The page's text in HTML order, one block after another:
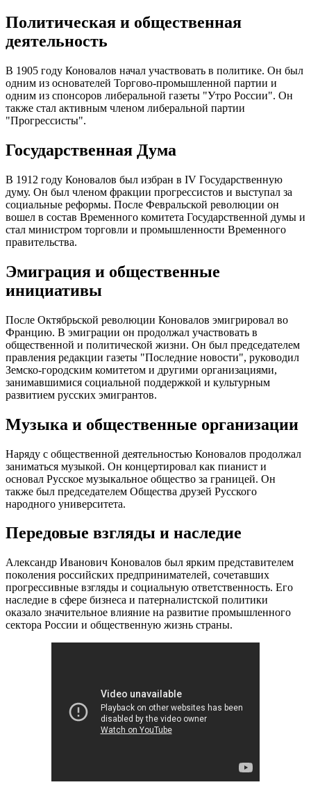
Политическая и общественная
деятельность
В 1905 году Коновалов начал участвовать в политике. Он был
одним из основателей Торгово-промышленной партии и
одним из спонсоров либеральной газеты "Утро России". Он
также стал активным членом либеральной партии
"Прогрессисты".
Государственная Дума
В 1912 году Коновалов был избран в IV Государственную
думу. Он был членом фракции прогрессистов и выступал за
социальные реформы. После Февральской революции он
вошел в состав Временного комитета Государственной думы и
стал министром торговли и промышленности Временного
правительства.
Эмиграция и общественные
инициативы
После Октябрьской революции Коновалов эмигрировал во
Францию. В эмиграции он продолжал участвовать в
общественной и политической жизни. Он был председателем
правления редакции газеты "Последние новости", руководил
Земско-городским комитетом и другими организациями,
занимавшимися социальной поддержкой и культурным
развитием русских эмигрантов.
Музыка и общественные организации
Наряду с общественной деятельностью Коновалов продолжал
заниматься музыкой. Он концертировал как пианист и
основал Русское музыкальное общество за границей. Он
также был председателем Общества друзей Русского
народного университета.
Передовые взгляды и наследие
Александр Иванович Коновалов был ярким представителем
поколения российских предпринимателей, сочетавших
прогрессивные взгляды и социальную ответственность. Его
наследие в сфере бизнеса и патерналистской политики
оказало значительное влияние на развитие промышленного
сектора России и общественную жизнь страны.